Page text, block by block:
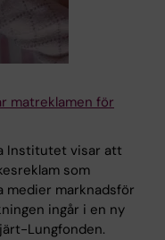
matreklamen för
Institutet visar att
som
medier marknadsför
ingår i en ny
Lungfonden.